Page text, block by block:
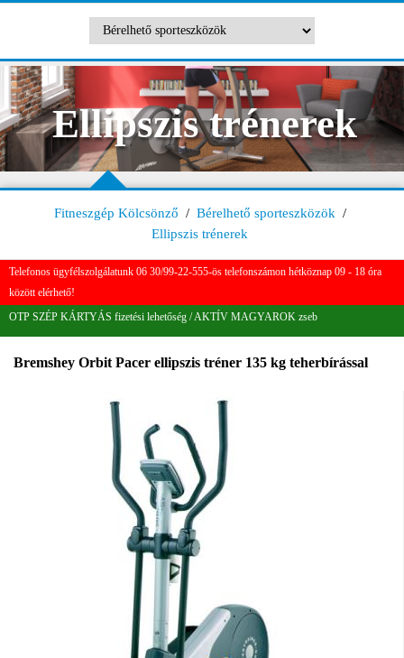
Ellipszis trénerek
Fitneszgép Kölcsönző / Bérelhető sporteszközök /
Ellipszis trénerek
Telefonos ügyfélszolgálatunk 06 30/99-22-555-ös telefonszámon hétköznap 09 - 18 óra
között elérhető!
OTP SZÉP KÁRTYÁS fizetési lehetőség / AKTÍV MAGYAROK zseb
Bremshey Orbit Pacer ellipszis tréner 135 kg teherbírással